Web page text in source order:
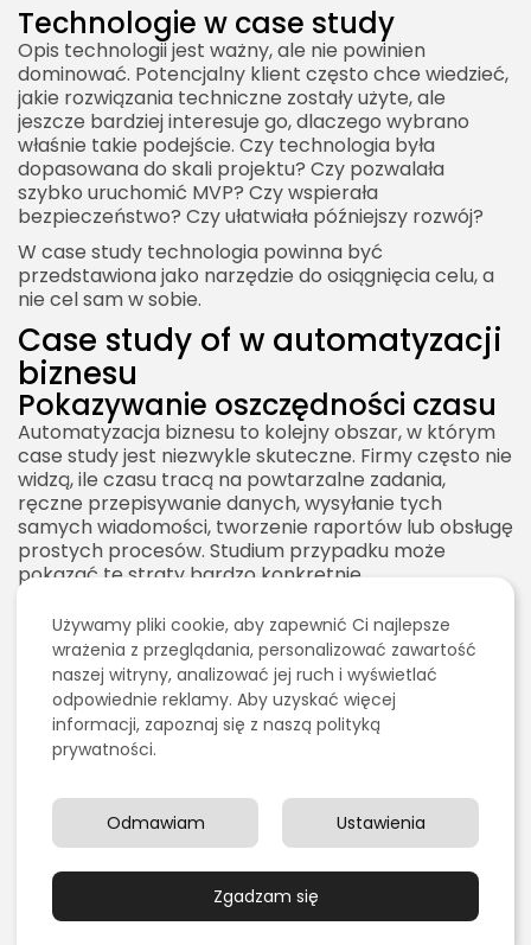
2026 Akademia Internetu Wszelkie prawa
zastrzeżone. Treści umieszczone na stronie
chronione są prawem autorskim.
Technologie w case study
Opis technologii jest ważny, ale nie powinien
dominować. Potencjalny klient często chce wiedzieć,
jakie rozwiązania techniczne zostały użyte, ale
jeszcze bardziej interesuje go, dlaczego wybrano
właśnie takie podejście. Czy technologia była
dopasowana do skali projektu? Czy pozwalała
szybko uruchomić MVP? Czy wspierała
bezpieczeństwo? Czy ułatwiała późniejszy rozwój?
W case study technologia powinna być
przedstawiona jako narzędzie do osiągnięcia celu, a
nie cel sam w sobie.
Case study of w automatyzacji
biznesu
Pokazywanie oszczędności czasu
Automatyzacja biznesu to kolejny obszar, w którym
case study jest niezwykle skuteczne. Firmy często nie
widzą, ile czasu tracą na powtarzalne zadania,
ręczne przepisywanie danych, wysyłanie tych
samych wiadomości, tworzenie raportów lub obsługę
prostych procesów. Studium przypadku może
pokazać te straty bardzo konkretnie.
przed zmianą, wskazuje wąskie gardła, pokazuje
wdrożone narzędzia i przedstawia efekt. Może to być
skrócenie czasu obsługi leadów, automatyczne
przypisywanie zadań, integracja formularza z CRM,
automatyczne fakturowanie, synchronizacja danych
lub generowanie raportów.
Efekt organizacyjny
Automatyzacja nie zawsze oznacza tylko
oszczędność czasu. Może poprawiać jakość danych,
zmniejszać liczbę błędów, przyspieszać reakcję na
klienta, zwiększać przejrzystość procesu i odciążać
pracowników od monotonnych zadań. Case study
Używamy pliki cookie, aby zapewnić Ci najlepsze
wrażenia z przeglądania, personalizować zawartość
naszej witryny, analizować jej ruch i wyświetlać
odpowiednie reklamy. Aby uzyskać więcej
informacji, zapoznaj się z naszą polityką
prywatności.
Zgadzam się
Ustawienia
Odmawiam